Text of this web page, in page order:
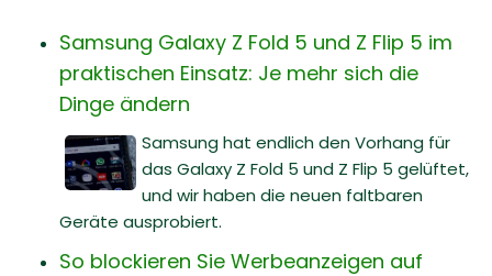
Samsung Galaxy Z Fold 5 und Z Flip 5 im
praktischen Einsatz: Je mehr sich die
Dinge ändern
Samsung hat endlich den Vorhang für
das Galaxy Z Fold 5 und Z Flip 5 gelüftet,
und wir haben die neuen faltbaren
Geräte ausprobiert.
So blockieren Sie Werbeanzeigen auf